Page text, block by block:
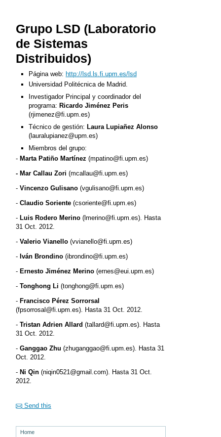
Grupo LSD (Laboratorio
de Sistemas
Distribuidos)
Página web: http://lsd.ls.fi.upm.es/lsd
Universidad Politécnica de Madrid.
Investigador Principal y coordinador del
programa: Ricardo Jiménez Peris
(rjimenez@fi.upm.es)
Técnico de gestión: Laura Lupiañez Alonso
(lauralupianez@upm.es)
Miembros del grupo:
- Marta Patiño Martínez (mpatino@fi.upm.es)
- Mar Callau Zori (mcallau@fi.upm.es)
- Vincenzo Gulisano (vgulisano@fi.upm.es)
- Claudio Soriente (csoriente@fi.upm.es)
- Luis Rodero Merino (lmerino@fi.upm.es). Hasta
31 Oct. 2012.
- Valerio Vianello (vvianello@fi.upm.es)
- Iván Brondino (ibrondino@fi.upm.es)
- Ernesto Jiménez Merino (ernes@eui.upm.es)
- Tonghong Li (tonghong@fi.upm.es)
- Francisco Pérez Sorrorsal
(fpsorrosal@fi.upm.es). Hasta 31 Oct. 2012.
- Tristan Adrien Allard (tallard@fi.upm.es). Hasta
31 Oct. 2012.
- Ganggao Zhu (zhuganggao@fi.upm.es). Hasta 31
Oct. 2012.
- Ni Qin (niqin0521@gmail.com). Hasta 31 Oct.
2012.
Send this
Home